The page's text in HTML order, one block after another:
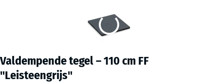
Valdempende tegel – 110 cm FF
"Leisteengrijs"